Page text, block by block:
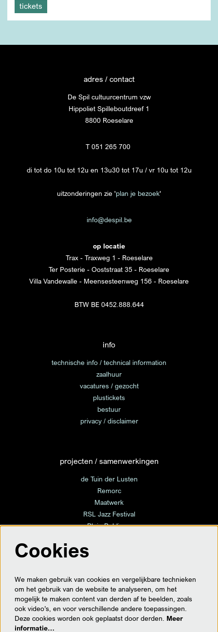
tickets
adres / contact
De Spil cultuurcentrum vzw
Hippoliet Spilleboutdreef 1
8800 Roeselare
T 051 265 700
di tot do 10u tot 12u en 13u30 tot 17u / vr 10u tot 12u
uitzonderingen zie 'plan je bezoek'
info@despil.be
op locatie
Trax - Traxweg 1 - Roeselare
Ter Posterie - Ooststraat 35 - Roeselare
Villa Vandewalle - Meensesteenweg 156 - Roeselare
BTW BE 0452.888.644
info
technische info / technical information
zaalhuur
vacatures / gezocht
plustickets
bestuur
privacy / disclaimer
projecten / samenwerkingen
de Tuin der Lusten
Remorc
Maatwerk
RSL Jazz Festival
Plein Publique
meld je hier aan voor de nieuwsbrief
Cookies
We maken gebruik van cookies en vergelijkbare technieken
om het gebruik van de website te analyseren, om het
mogelijk te maken content van derden af te beelden, zoals
ook video’s, en voor verschillende andere toepassingen.
Deze cookies worden ook geplaatst door derden. Meer
informatie…